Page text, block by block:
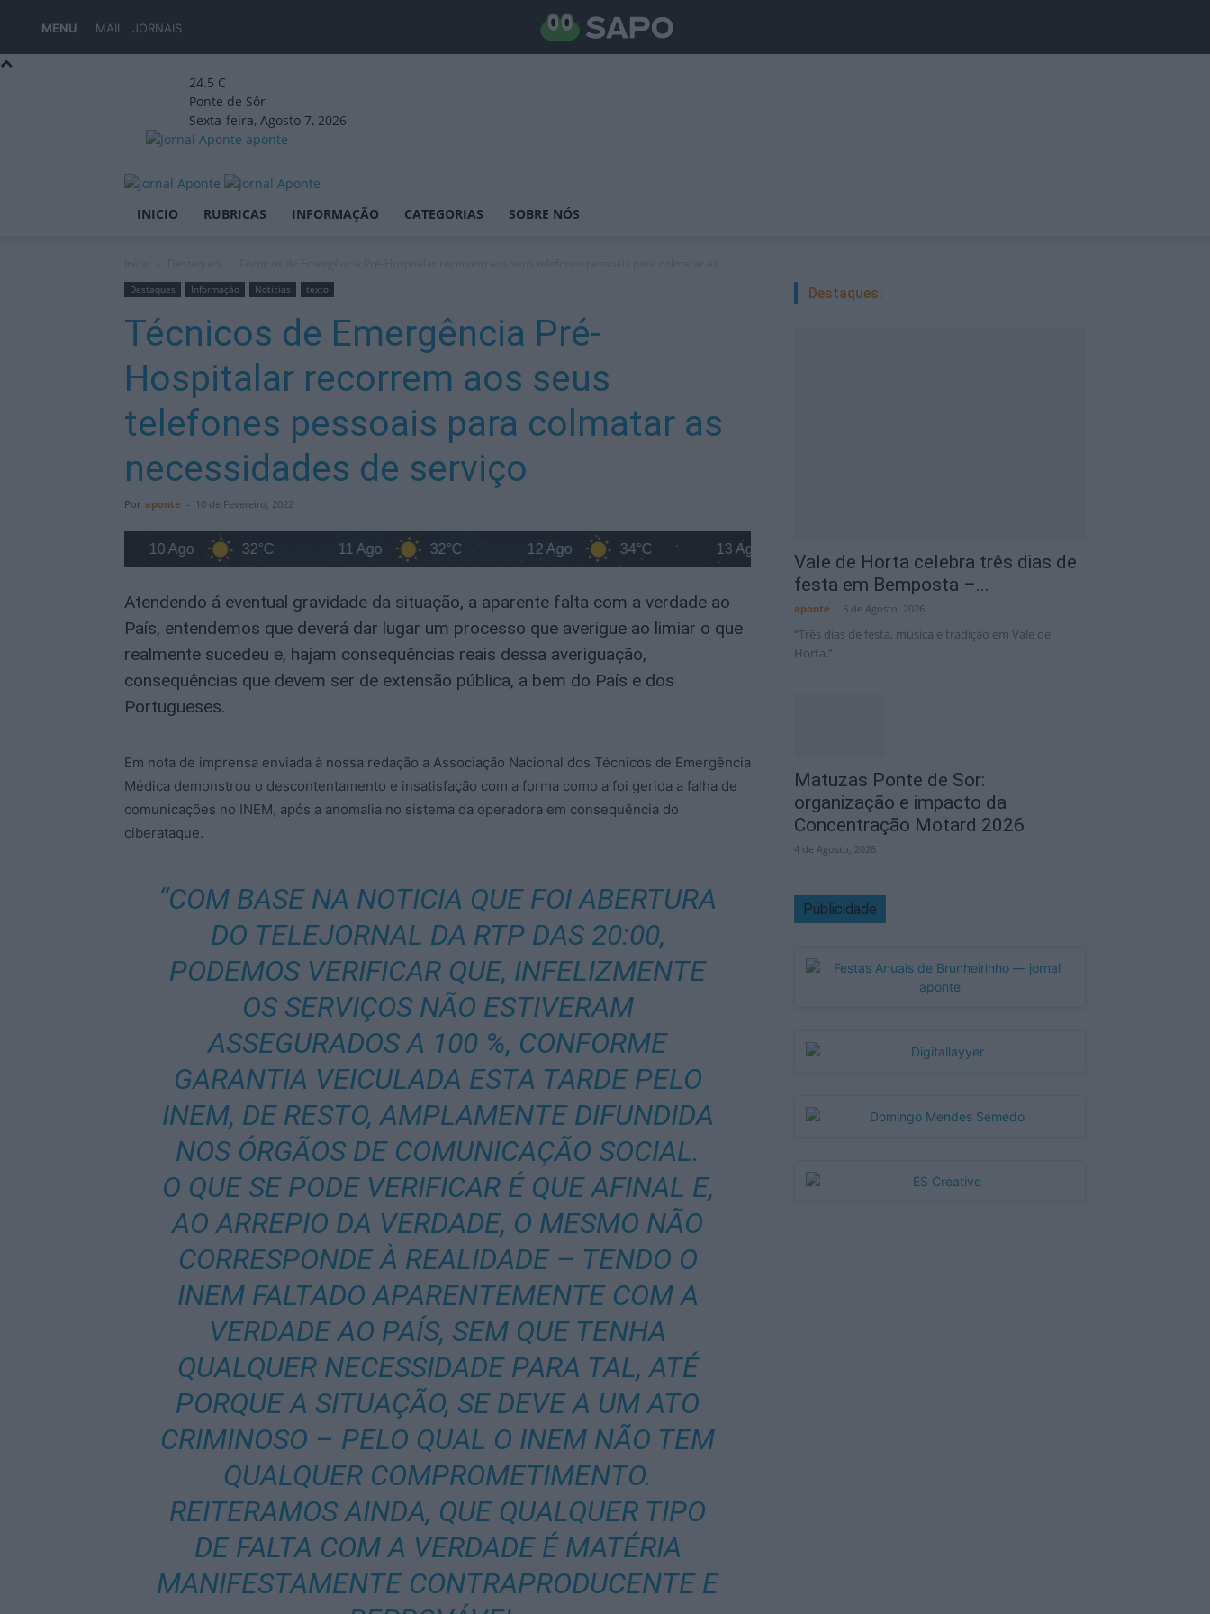
MENU MAIL JORNAIS
24.5 C
Ponte de Sôr
Sexta-feira, Agosto 7, 2026
aponte
INICIO RUBRICAS INFORMAÇÃO CATEGORIAS SOBRE NÓS
Destaques Informação Notícias texto
Técnicos de Emergência Pré-
Hospitalar recorrem aos seus
telefones pessoais para colmatar as
necessidades de serviço
Por aponte - 10 de Fevereiro, 2022
32°C 32°C 34°C 13 Ago
Atendendo á eventual gravidade da situação, a aparente falta com a verdade ao
País, entendemos que deverá dar lugar um processo que averigue ao limiar o que
realmente sucedeu e, hajam consequências reais dessa averiguação,
consequências que devem ser de extensão pública, a bem do País e dos
Portugueses.
Em nota de imprensa enviada à nossa redação a Associação Nacional dos Técnicos de Emergência
Médica demonstrou o descontentamento e insatisfação com a forma como a foi gerida a falha de
comunicações no INEM, após a anomalia no sistema da operadora em consequência do
ciberataque.
“COM BASE NA NOTICIA QUE FOI ABERTURA
DO TELEJORNAL DA RTP DAS 20:00,
PODEMOS VERIFICAR QUE, INFELIZMENTE
OS SERVIÇOS NÃO ESTIVERAM
ASSEGURADOS A 100 %, CONFORME
GARANTIA VEICULADA ESTA TARDE PELO
INEM, DE RESTO, AMPLAMENTE DIFUNDIDA
NOS ÓRGÃOS DE COMUNICAÇÃO SOCIAL.
O QUE SE PODE VERIFICAR É QUE AFINAL E,
AO ARREPIO DA VERDADE, O MESMO NÃO
CORRESPONDE À REALIDADE – TENDO O
INEM FALTADO APARENTEMENTE COM A
VERDADE AO PAÍS, SEM QUE TENHA
QUALQUER NECESSIDADE PARA TAL, ATÉ
PORQUE A SITUAÇÃO, SE DEVE A UM ATO
CRIMINOSO – PELO QUAL O INEM NÃO TEM
QUALQUER COMPROMETIMENTO.
REITERAMOS AINDA, QUE QUALQUER TIPO
DE FALTA COM A VERDADE É MATÉRIA
MANIFESTAMENTE CONTRAPRODUCENTE E
Destaques:
Vale de Horta celebra três dias de
festa em Bemposta –...
aponte 5 de Agosto, 2026
“Três dias de festa, música e tradição em Vale de
Horta.”
Matuzas Ponte de Sor:
organização e impacto da
Concentração Motard 2026
4 de Agosto, 2026
Publicidade